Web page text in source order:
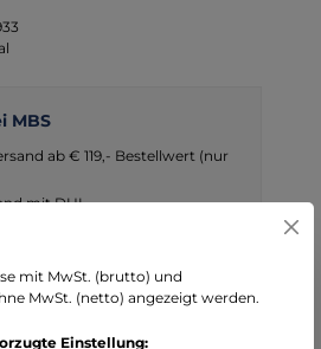
MBS
ab € 119,- Bestellwert (nur
mit DHL
kompetenter Partner im
mit MwSt. (brutto) und
MwSt. (netto) angezeigt werden.
Einstellung: